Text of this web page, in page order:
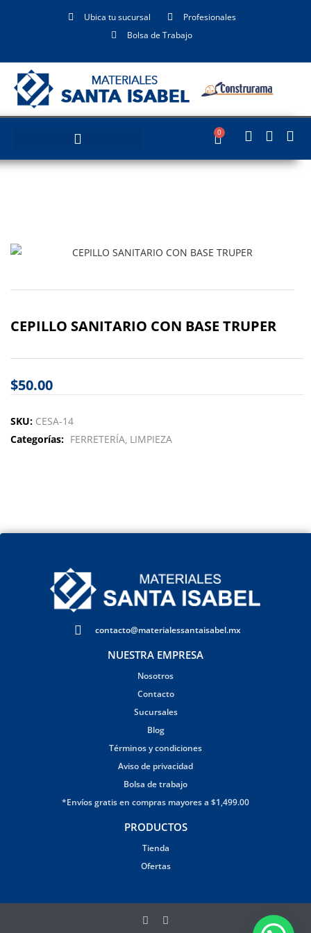
Ubica tu sucursal
Profesionales
Bolsa de Trabajo
0
CEPILLO SANITARIO CON BASE TRUPER
$50.00
SKU: CESA-14
Categorías: FERRETERÍA LIMPIEZA
contacto@materialessantaisabel.mx
NUESTRA EMPRESA
Nosotros
Contacto
Sucursales
Blog
Términos y condiciones
Aviso de privacidad
Bolsa de trabajo
*Envíos gratis en compras mayores a $1,499.00
PRODUCTOS
Tienda
Ofertas